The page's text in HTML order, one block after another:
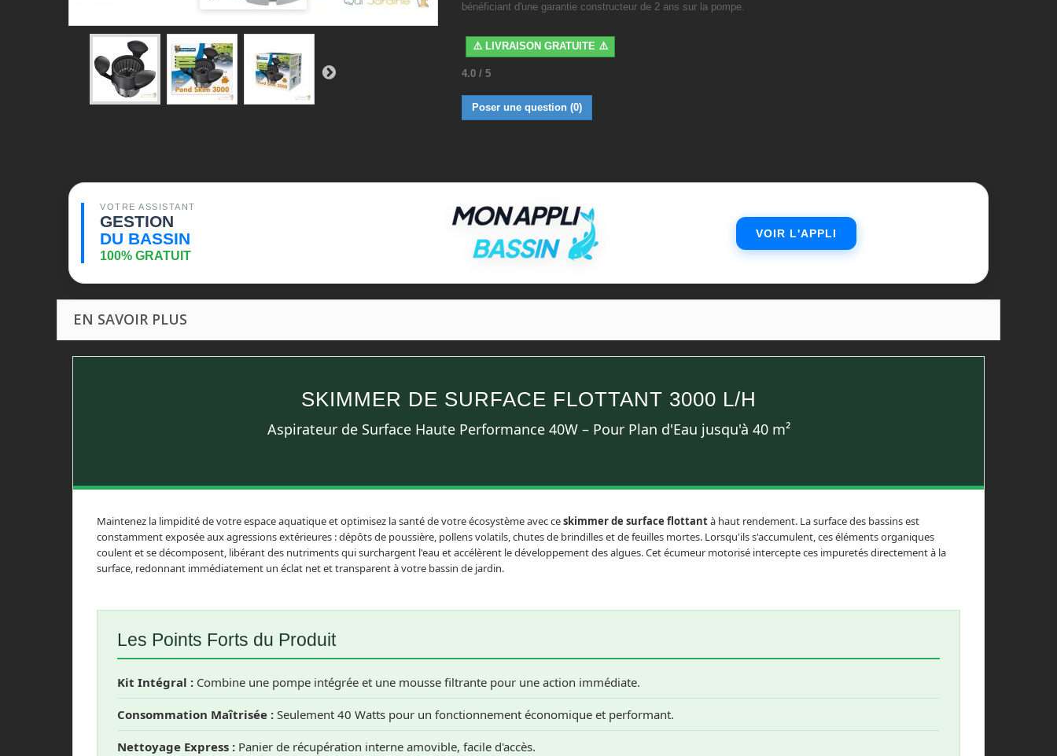
bénéficiant d'une garantie constructeur de 2 ans sur la pompe.
⚠️ LIVRAISON GRATUITE ⚠️
4.0 / 5
Poser une question (0)
VOTRE ASSISTANT
GESTION
DU BASSIN
100% GRATUIT
VOIR L'APPLI
EN SAVOIR PLUS
SKIMMER DE SURFACE FLOTTANT 3000 L/H
Aspirateur de Surface Haute Performance 40W – Pour Plan d'Eau jusqu'à 40 m²
Maintenez la limpidité de votre espace aquatique et optimisez la santé de votre écosystème avec ceskimmer de surface flottantà haut rendement. La surface des bassins est
constamment exposée aux agressions extérieures : dépôts de poussière, pollens volatils, chutes de brindilles et de feuilles mortes. Lorsqu'ils s'accumulent, ces éléments organiques
coulent et se décomposent, libérant des nutriments qui surchargent l'eau et accélèrent le développement des algues. Cet écumeur motorisé intercepte ces impuretés directement à la
surface, redonnant immédiatement un éclat net et transparent à votre bassin de jardin.
Les Points Forts du Produit
Kit Intégral : Combine une pompe intégrée et une mousse filtrante pour une action immédiate.
Consommation Maîtrisée : Seulement 40 Watts pour un fonctionnement économique et performant.
Nettoyage Express : Panier de récupération interne amovible, facile d'accès.